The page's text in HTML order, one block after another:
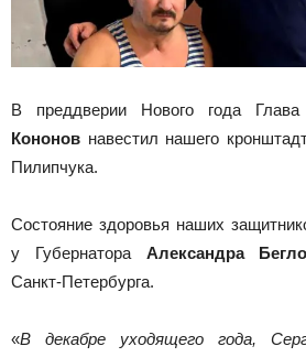
В преддверии Нового года
Кононов навестил нашего
Пилипчука.
Состояние здоровья наших
у Губернатора Александра
Санкт-Петербурга.
«В декабре уходящего года,